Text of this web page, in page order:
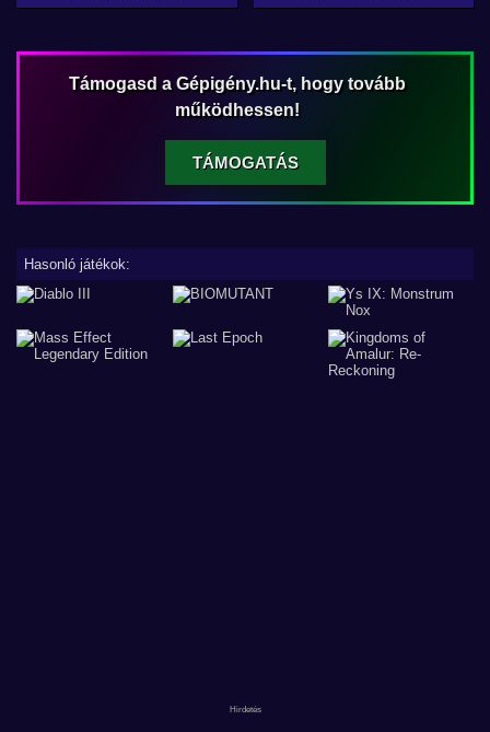
Támogasd a Gépigény.hu-t, hogy tovább
működhessen!
TÁMOGATÁS
Hasonló játékok: